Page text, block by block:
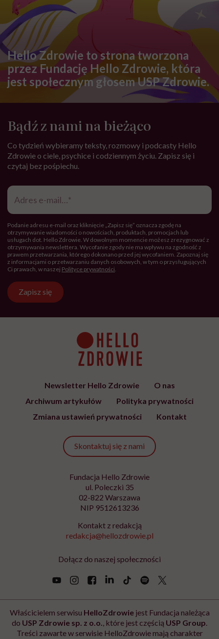
Albo – jak pisze pani w książce – każde badanie to
supermoc. Jak ułatwić dziecku taką wizytę?
Najważniejsze to nie kłamać, nie wciskać kitu. Znam
takie sytuacje, że rodzic ukrywał przed dzieckiem fakt
pobrania krwi, mówiąc, że idą na lody albo do sklepu.
Ten mały człowiek wchodząc do budynku, myślał, że
robić takich rzeczy dzieciom, bo potem tracą do nas
zaufanie. I słusznie, bo dlaczego miałyby wierzyć,
skoro zostały wcześniej oszukane. Nie chodzi o to, by
z tygodniowym wyprzedzeniem codziennie
informować dziecko o pobraniu krwi, bardziej o
wyjaśnienie przed badaniem, że jest potrzebne, a nie
ma możliwości, żeby w inny sposób sprawdzić, czy są
zdrowe. Niektóre dzieci choćby nie wiem co zareagują
dużym strachem czy płaczem na pobieranie krwi, nie
zdołamy ich uspokoić podczas procedury i jeśli jest
konieczna, należy przeprowadzić ją szybko, a rozmowę
i wyjaśnienia zostawić na później, gdy już opuścimy
gabinet i dziecko się uspokoi.
dotrzeć do dziecka, by zrozumiało, że to konkretne
badanie robimy z troski o dziecko i jego zdrowie.
Warto przy okazji takiej rozmowy dodać, że my, dorośli
też czasem robimy badania. Polecam też przećwiczyć
badanie lekarskie w domu. Nie potrzebujemy do tego
żadnych specjalistycznych zabawek. Wystarczy
gardła itp. Jeśli konkretny strach zostanie omówiony,
to jest duża szansa, że właściwa wizyta przebiegnie
Czy dzieci naturalnie interesują się tym, jak
funkcjonuje ich organizm, co się dzieje z ich ciałem,
czyli co im tam w środku gra?
oddziale szpitalnym, zauważyłam, że są żywo
zainteresowane tym, co je otacza i co je czeka. Nie
się, kiedy czują się swobodnie, pewnie, kiedy znają
swojego lekarza prowadzącego. Padają wtedy pytania